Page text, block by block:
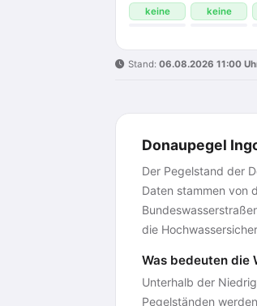
keine keine
Stand: 06.08.2026 11:00
Donaupegel
Der Pegelstand der
Daten stammen von
die
Was bedeuten die
Unterhalb der
Pegelständen